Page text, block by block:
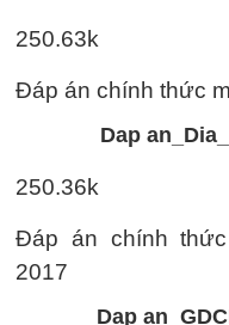
250.63k
Đáp án chính thức
Dap
250.36k
Đáp án chính
2017
Dap